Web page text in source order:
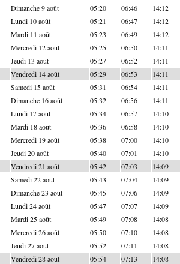
Dimanche 9 août 05:20 06:46 14:12
Lundi 10 août 05:21 06:47 14:12
Mardi 11 août 05:23 06:49 14:12
Mercredi 12 août 05:25 06:50 14:11
Jeudi 13 août 05:27 06:52 14:11
Vendredi 14 août 05:29 06:53 14:11
Samedi 15 août 05:31 06:54 14:11
Dimanche 16 août 05:32 06:56 14:11
Lundi 17 août 05:34 06:57 14:10
Mardi 18 août 05:36 06:58 14:10
Mercredi 19 août 05:38 07:00 14:10
Jeudi 20 août 05:40 07:01 14:10
Vendredi 21 août 05:42 07:03 14:09
Samedi 22 août 05:43 07:04 14:09
Dimanche 23 août 05:45 07:06 14:09
Lundi 24 août 05:47 07:07 14:09
Mardi 25 août 05:49 07:08 14:08
Mercredi 26 août 05:50 07:10 14:08
Jeudi 27 août 05:52 07:11 14:08
Vendredi 28 août 05:54 07:13 14:08